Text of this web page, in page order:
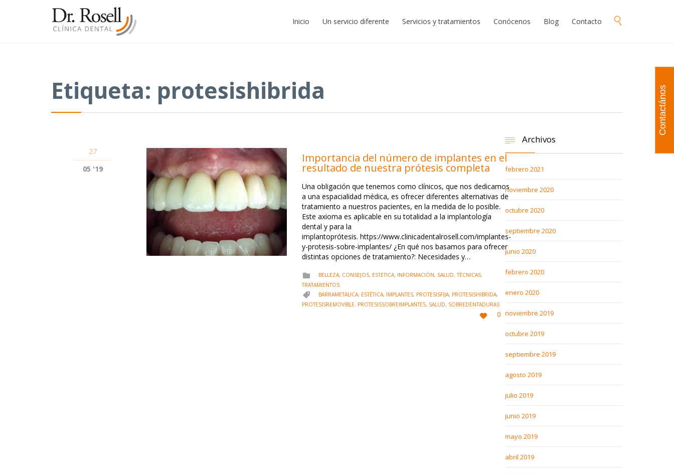
Skip
to
Inicio Un servicio diferente Servicios y tratamientos Conócenos Blog Contacto 
Etiqueta: protesishibrida
27
05 '19
Importancia del número de implantes en el
resultado de nuestra prótesis completa
Una obligación que tenemos como clínicos, que nos dedicamos
a una espacialidad médica, es ofrecer diferentes alternativas de
tratamiento a nuestros pacientes, en la medida de lo posible.
Este axioma es aplicable en su totalidad a la implantología
dental y para la
implantoprótesis. https://www.clinicadentalrosell.com/implantes-
y-protesis-sobre-implantes/ ¿En qué nos basamos para ofrecer
distintas opciones de tratamiento?: Necesidades y…
 CATEGORY
BELLEZA, CONSEJOS, ESTETICA, INFORMACIÓN, SALUD,TÉCNICAS,
TRATAMIENTOS
 CATEGORY
BARRAMETALICA, ESTÉTICA, IMPLANTES, PROTESISFIJA, PROTESISHIBRIDA,
PROTESISREMOVIBLE, PROTESISSOBREIMPLANTES, SALUD, SOBREDENTADURAS
 LOVE
IT
0
 Archivos
febrero 2021
noviembre 2020
octubre 2020
septiembre 2020
junio 2020
febrero 2020
enero 2020
noviembre 2019
octubre 2019
septiembre 2019
agosto 2019
julio 2019
junio 2019
mayo 2019
abril 2019
Contactános